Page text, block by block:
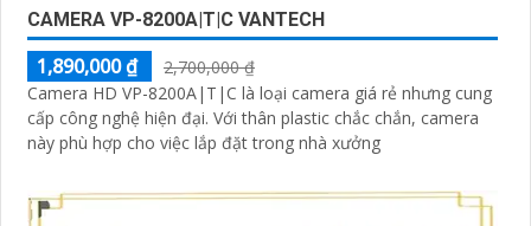
CAMERA VP-8200A|T|C VANTECH
1,890,000 ₫
2,700,000 ₫
Camera HD VP-8200A|T|C là loại camera giá rẻ nhưng cung
cấp công nghệ hiện đại. Với thân plastic chắc chắn, camera
này phù hợp cho việc lắp đặt trong nhà xưởng